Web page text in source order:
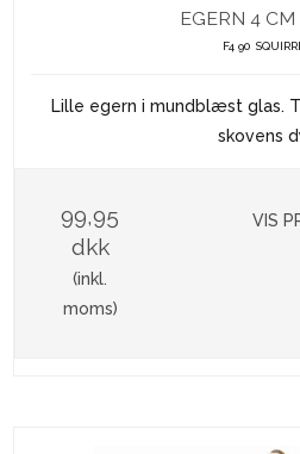
EGERN 4
F4 90
Lille egern i mundblæst glas.
skovens
99,95
dkk
(inkl.
moms)
VIS